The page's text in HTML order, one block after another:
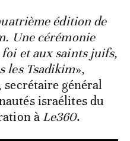
édition de
Une cérémonie
et aux saints juifs,
les Tsadikim»,
secrétaire général
israélites du
à Le360.